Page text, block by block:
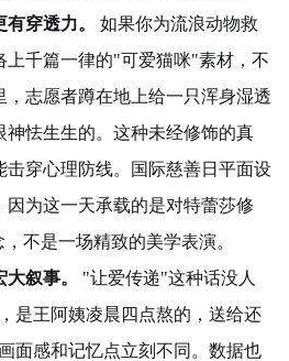
穿透力。
如果你为流浪动物救
上千篇一律的"可爱猫咪"素材，不
志愿者蹲在地上给一只浑身湿透
神怯生生的。这种未经修饰的真
击穿心理防线。国际慈善日平面设
为这一天承载的是对特蕾莎修
不是一场精致的美学表演。
叙事。
"让爱传递"这种话没人
是王阿姨凌晨四点熬的，送给还
面感和记忆点立刻不同。数据也